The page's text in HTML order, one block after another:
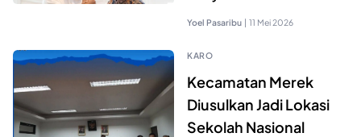
Yoel Pasaribu | 11 Mei 2026
KARO
Kecamatan Merek
Diusulkan Jadi Lokasi
Sekolah Nasional